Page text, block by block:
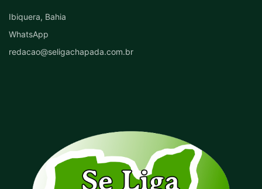
Ibiquera, Bahia
WhatsApp
redacao@seligachapada.com.br